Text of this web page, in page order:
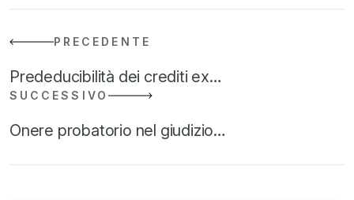
PRECEDENTE
Prededucibilità dei crediti ex…
SUCCESSIVO
Onere probatorio nel giudizio…